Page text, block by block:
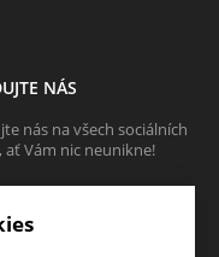
NÁS
nás na všech sociálních
ať Vám nic neunikne!